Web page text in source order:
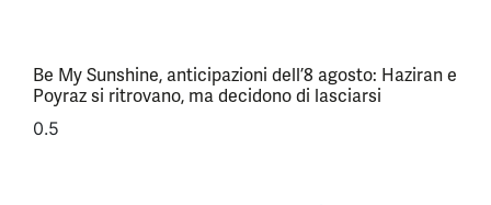
Be My Sunshine, anticipazioni dell’8 agosto: Haziran e
Poyraz si ritrovano, ma decidono di lasciarsi